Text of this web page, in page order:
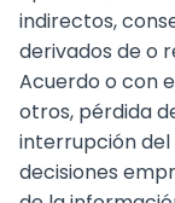
indirectos,
derivados de o
Acuerdo o con
otros, pérdida
interrupción
decisiones